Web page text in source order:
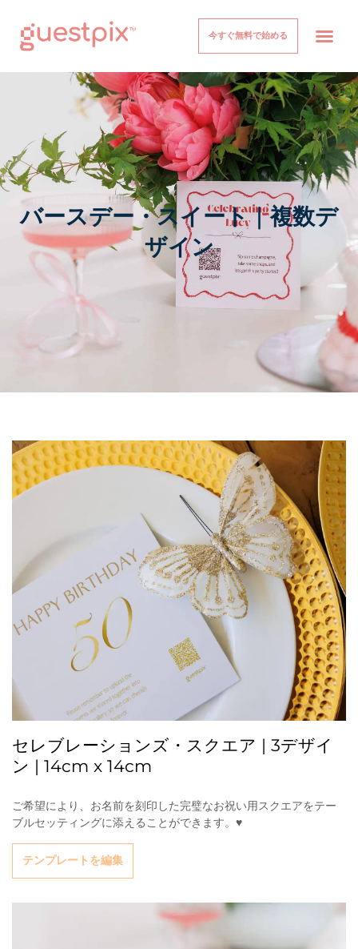
今すぐ無料で始める
バースデー・スイート | 複数デ
ザイン
セレブレーションズ・スクエア | 3デザイ
ン | 14cm x 14cm
ご希望により、お名前を刻印した完璧なお祝い用スクエアをテー
ブルセッティングに添えることができます。♥
テンプレートを編集